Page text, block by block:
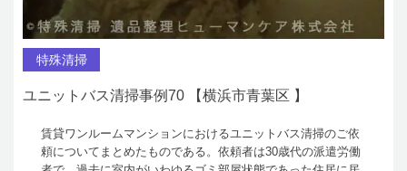
特殊清掃
ユニットバス清掃事例70 【横浜市青葉区 】
賃貸ワンルームマンションにおけるユニットバス清掃のご依
頼についてまとめたものである。依頼者は30歳代の派遣労働